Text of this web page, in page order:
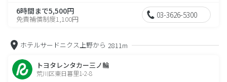
6時間まで5,500円
免責補償制度1,100円 03-3626-5300
ホテルサードニクス上野から 2811m
トヨタレンタカー三ノ輪
荒川区東日暮里1-2-8